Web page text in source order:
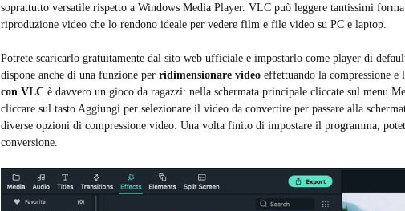
soprattutto versatile rispetto a Windows Media Player. VLC può leggere tantissimi
riproduzione video che lo rendono ideale per vedere film e file video su PC e laptop.
Potrete scaricarlo gratuitamente dal sito web ufficiale e impostarlo come player di
dispone anche di una funzione perridimensionare videoeffettuando la compressione e
con VLCè davvero un gioco da ragazzi: nella schermata principale cliccate sul menu
cliccare sul tasto Aggiungi per selezionare il video da convertire per passare alla
diverse opzioni di compressione video. Una volta finito di impostare il programma,
conversione.